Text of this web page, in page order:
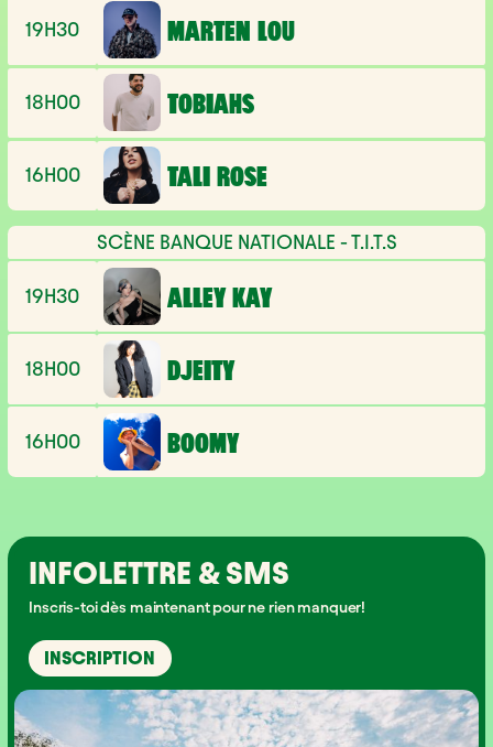
19H30 MARTEN LOU
18H00 TOBIAHS
16H00 TALI ROSE
SCÈNE BANQUE NATIONALE - T.I.T.S
19H30 ALLEY KAY
18H00 DJEITY
16H00 BOOMY
INFOLETTRE & SMS
Inscris-toi dès maintenant pour ne rien manquer!
INSCRIPTION